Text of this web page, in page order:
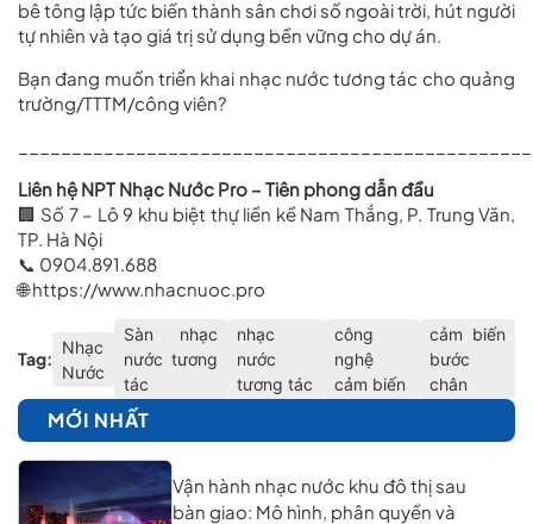
bê tông lập tức biến thành sân chơi số ngoài trời, hút người
tự nhiên và tạo giá trị sử dụng bền vững cho dự án.
Bạn đang muốn triển khai nhạc nước tương tác cho quảng
trường/TTTM/công viên?
Liên hệ NPT Nhạc Nước Pro – Tiên phong dẫn đầu
🏢 Số 7 – Lô 9 khu biệt thự liền kề Nam Thắng, P. Trung Văn,
TP. Hà Nội
📞 0904.891.688
🌐https://www.nhacnuoc.pro
Tag:
Nhạc
Nước
Sàn nhạc
nước tương
tác
nhạc
nước
tương tác
công
nghệ
cảm biến
cảm biến
bước
chân
MỚI NHẤT
Vận hành nhạc nước khu đô thị sau
bàn giao: Mô hình, phân quyền và